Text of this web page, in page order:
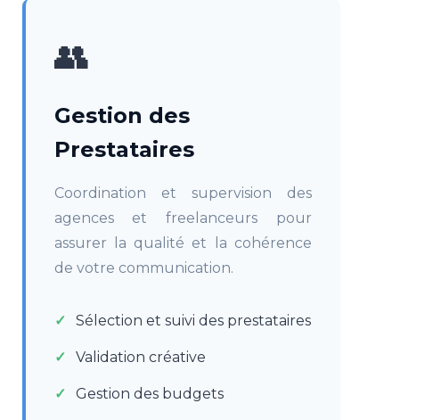
👥
Gestion des
Prestataires
Coordination et supervision des
agences et freelanceurs pour
assurer la qualité et la cohérence
de votre communication.
Sélection et suivi des prestataires
Validation créative
Gestion des budgets